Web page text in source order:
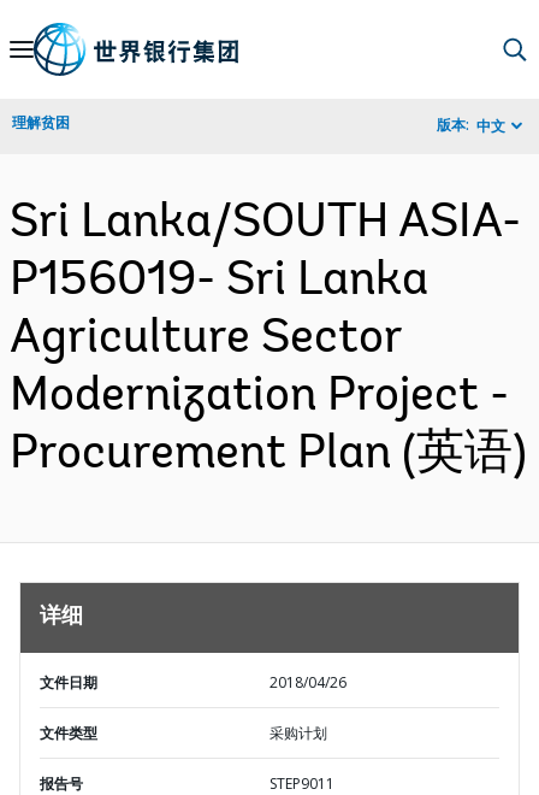
Skip
Navigation
理解贫困 版本: 中文
Sri Lanka/SOUTH ASIA-
P156019- Sri Lanka
Agriculture Sector
Modernization Project -
Procurement Plan (英语)
详细
文件日期 2018/04/26
文件类型 采购计划
报告号 STEP9011